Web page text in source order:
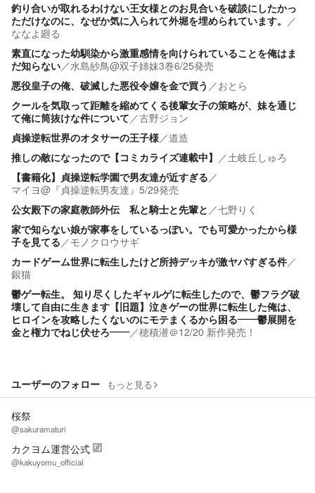
釣り合いが取れるわけない王女様とのお見合いを破談にしたかっ
ただけなのに、なぜか気に入られて外堀を埋められています。 ／
ななよ廻る
素直になった幼馴染から激重感情を向けられていることを俺はま
だ知らない／水島紗鳥@双子姉妹3巻6/25発売
悪役皇子の俺、破滅した悪役令嬢を金で買う ／おとら
クールを気取って距離を縮めてくる後輩女子の策略が、妹を通じ
て俺に筒抜けな件について／古野ジョン
貞操逆転世界のオタサーの王子様／道造
推しの敵になったので【コミカライズ連載中】 ／土岐丘しゅろ
【書籍化】貞操逆転学園で男友達が近すぎる／
マイヨ@『貞操逆転男友達』5/29発売
公女殿下の家庭教師外伝 私と騎士と先輩と ／七野りく
家で知らない娘が家事をしているっぽい。でも可愛かったから様
子を見てる／モノクロウサギ
カードゲーム世界に転生したけど所持デッキが激ヤバすぎる件／
銀猫
鬱ゲー転生。 知り尽くしたギャルゲに転生したので、鬱フラグ破
壊して自由に生きます【旧題】泣きゲーの世界に転生した俺は、
ヒロインを攻略したくないのにモテまくるから困る――鬱展開を
金と権力でねじ伏せろ――／穂積潜＠12/20 新作発売！
ユーザーのフォロー もっと見る
桜祭
@sakuramaturi
カクヨム運営公式
@kakuyomu_official